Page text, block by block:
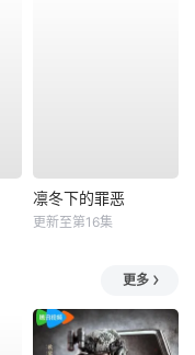
凛冬下的罪恶
更新至第16集
更多